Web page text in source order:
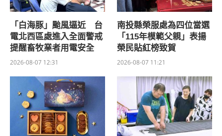
「白海豚」颱風逼近 台
電北西區處進入全面警戒
提醒畜牧業者用電安全
2026-08-07 12:31
南投縣榮服處為四位當選
「115年模範父親」表揚
榮民貼紅榜致賀
2026-08-07 11:21